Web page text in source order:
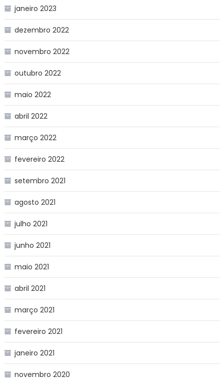
janeiro 2023
dezembro 2022
novembro 2022
outubro 2022
maio 2022
abril 2022
março 2022
fevereiro 2022
setembro 2021
agosto 2021
julho 2021
junho 2021
maio 2021
abril 2021
março 2021
fevereiro 2021
janeiro 2021
novembro 2020